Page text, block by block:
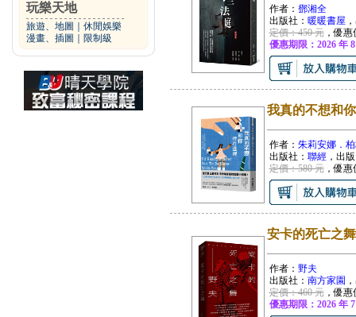
玩樂天地
旅遊、地圖
休閒娛樂
漫畫、插圖
限制級
作者： 鄧湘全
出版社： 暖暖書屋
定價：450 元，優惠
優惠期限：2026 年
我真的不想和
作者： 朱莉安娜．
出版社： 聯經，出
定價：580 元，優惠
安卡的死亡之舞
作者： 野夫
出版社： 南方家園
定價：460 元，優惠
優惠期限：2026 年